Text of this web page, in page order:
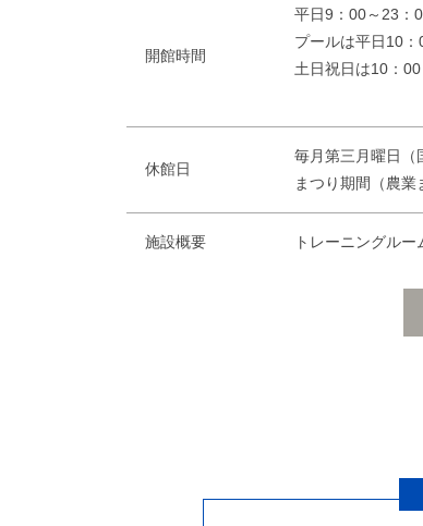
開館時間
平日9：00～23：
プールは平日10：
土日祝日は10
休館日
毎月第三月曜日（
まつり期間（農業
施設概要 トレーニングル